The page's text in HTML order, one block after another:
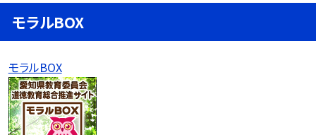
モラルBOX
モラルBOX